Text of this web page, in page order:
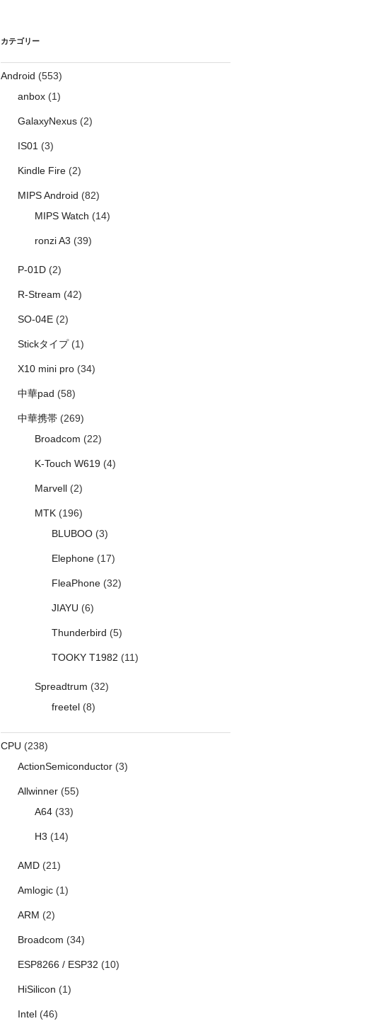
カテゴリー
Android (553)
anbox(1)
GalaxyNexus(2)
IS01(3)
Kindle Fire(2)
MIPS Android (82)
MIPS Watch (14)
ronzi A3 (39)
P-01D(2)
R-Stream (42)
SO-04E(2)
Stickタイプ(1)
X10 mini pro(34)
中華pad (58)
中華携帯(269)
Broadcom (22)
K-Touch W619(4)
Marvell(2)
MTK(196)
BLUBOO(3)
Elephone(17)
FleaPhone(32)
JIAYU (6)
Thunderbird (5)
TOOKY T1982 (11)
Spreadtrum (32)
freetel(8)
CPU (238)
ActionSemiconductor(3)
Allwinner(55)
A64(33)
H3 (14)
AMD(21)
Amlogic(1)
ARM (2)
Broadcom (34)
ESP8266 / ESP32 (10)
HiSilicon (1)
Intel(46)